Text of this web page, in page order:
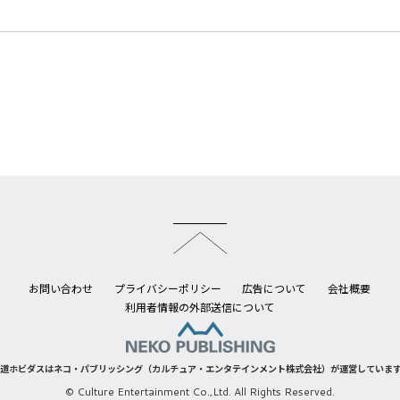
お問い合わせ プライバシーポリシー 広告について
会社概要
利用者情報の外部送信について
ホビダスはネコ・パブリッシング（カルチュア・エンタテインメント株式会社）が運営していま
© Culture Entertainment Co.,Ltd. All Rights Reserved.